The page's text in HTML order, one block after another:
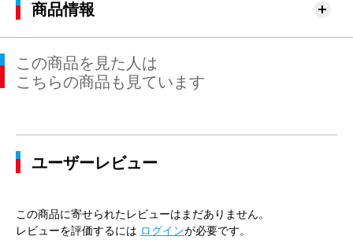
商品情報
この商品を見た人は
こちらの商品も見ています
ユーザーレビュー
この商品に寄せられたレビューはまだありません。
レビューを評価するには ログインが必要です。